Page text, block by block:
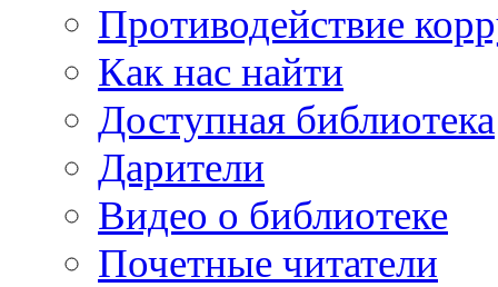
Противодействие
Как нас найти
Доступная библиотека
Дарители
Видео о библиотеке
Почетные читатели